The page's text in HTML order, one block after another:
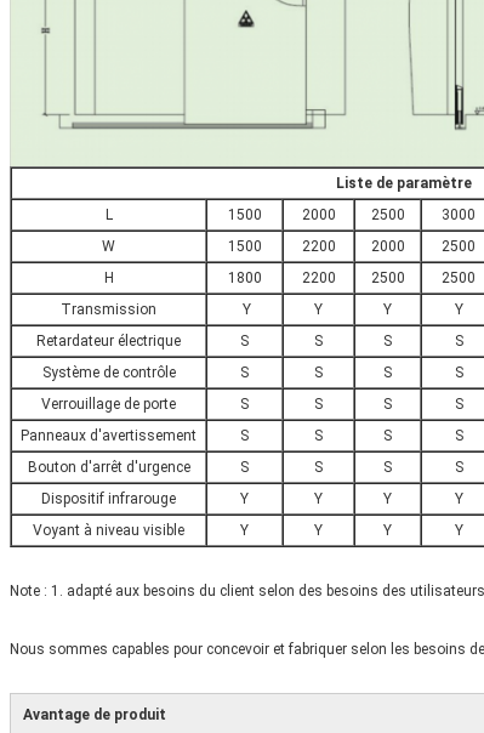
Liste de paramètre
L
1500 2000 2500 3000
W
1500 2200 2000 2500
H
1800 2200 2500 2500
Transmission
Y Y Y Y
Retardateur électrique
S S S S
Système de contrôle
S S S S
Verrouillage de porte
S S S S
Panneaux d'avertissement
S S S S
Bouton d'arrêt d'urgence
S S S S
Dispositif infrarouge
Y Y Y Y
Voyant à niveau visible
Y Y Y Y
Note : 1. adapté aux besoins du client selon des besoins des
Nous sommes capables pour concevoir et fabriquer selon les besoins
Avantage de produit